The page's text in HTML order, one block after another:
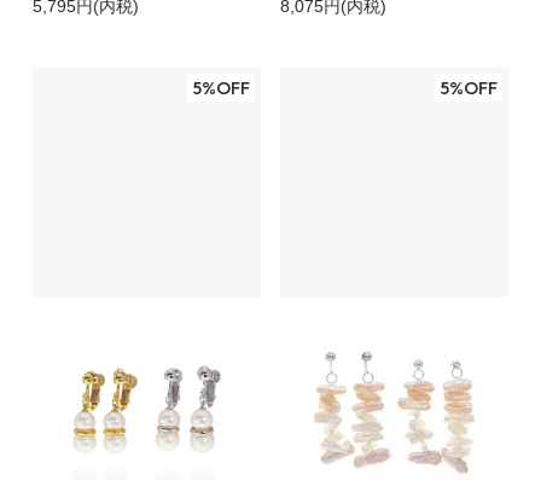
5,795円(内税)
8,075円(内税)
5%OFF 5%OFF